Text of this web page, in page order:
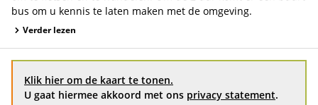
bus om u kennis te laten maken met de omgeving.
Verder lezen
Klik hier om de kaart te tonen.
U gaat hiermee akkoord met ons privacy statement.